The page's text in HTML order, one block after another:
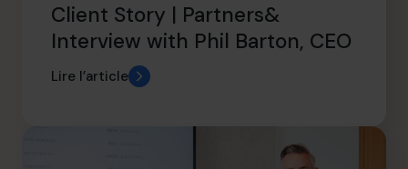
Client Story | Partners&
Interview with Phil Barton, CEO
Lire l’article